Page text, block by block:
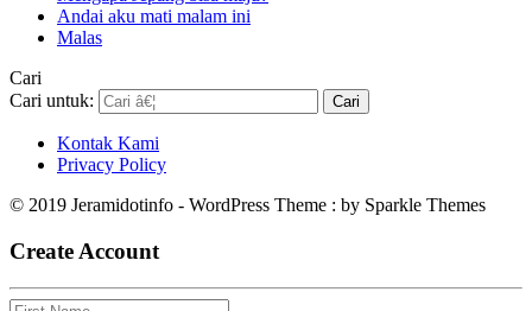
Andai aku mati malam ini
Malas
Cari
Cari untuk:
Kontak Kami
Privacy Policy
© 2019 Jeramidotinfo - WordPress Theme : by Sparkle Themes
Create Account